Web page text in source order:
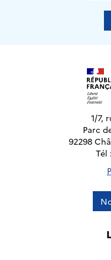
1/7,
Parc
92298
Tél